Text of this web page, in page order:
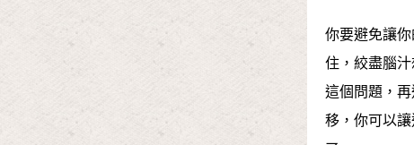
你要避免讓
住，絞盡腦
這個問題，
移，你可以